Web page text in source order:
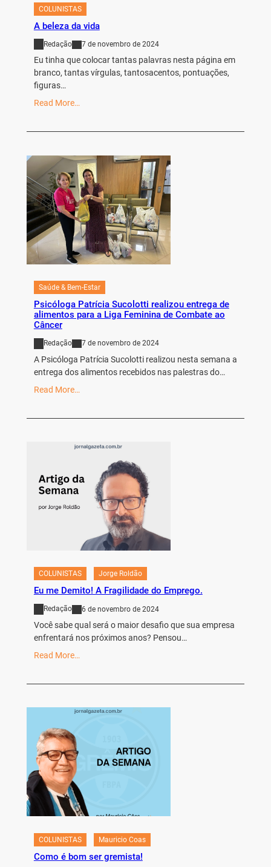
COLUNISTAS
A beleza da vida
Redação 7 de novembro de 2024
Eu tinha que colocar tantas palavras nesta página em
branco, tantas vírgulas, tantosacentos, pontuações,
figuras…
Read More…
Saúde & Bem-Estar
Psicóloga Patrícia Sucolotti realizou entrega de
alimentos para a Liga Feminina de Combate ao
Câncer
Redação 7 de novembro de 2024
A Psicóloga Patrícia Sucolotti realizou nesta semana a
entrega dos alimentos recebidos nas palestras do…
Read More…
COLUNISTAS Jorge Roldão
Eu me Demito! A Fragilidade do Emprego.
Redação 6 de novembro de 2024
Você sabe qual será o maior desafio que sua empresa
enfrentará nos próximos anos? Pensou…
Read More…
COLUNISTAS Mauricio Coas
Como é bom ser gremista!